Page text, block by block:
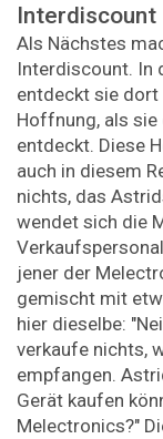
Interdiscount
Als Nächstes
Interdiscount. In
entdeckt sie
Hoffnung, als sie
entdeckt. Diese
auch in diesem
nichts, das
wendet sich die
jener der
gemischt mit
hier dieselbe:
verkaufe nichts,
empfangen.
Gerät kaufen
Melectronics?"